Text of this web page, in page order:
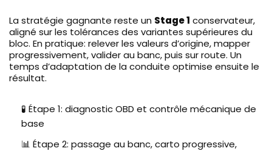
La stratégie gagnante reste un Stage 1 conservateur,
aligné sur les tolérances des variantes supérieures du
bloc. En pratique: relever les valeurs d’origine, mapper
progressivement, valider au banc, puis sur route. Un
temps d’adaptation de la conduite optimise ensuite le
résultat.
🧪 Étape 1: diagnostic OBD et contrôle mécanique de
base
📊 Étape 2: passage au banc, carto progressive,